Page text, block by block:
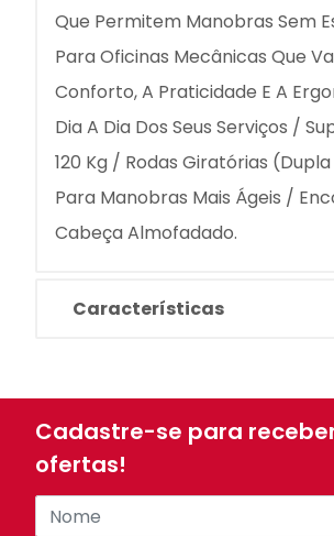
Que Permitem Manobras Sem
Para Oficinas Mecânicas Que
Conforto, A Praticidade E A
Dia A Dia Dos Seus Serviços /
120 Kg / Rodas Giratórias
Para Manobras Mais Ágeis /
Cabeça Almofadado.
Características
Cadastre-se para
ofertas!